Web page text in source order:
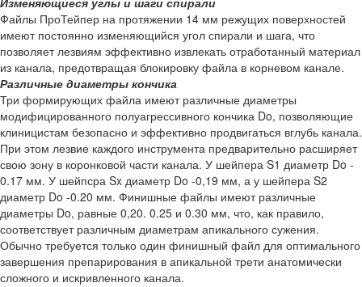
Файлы ПроТейпер на протяжении 14 мм режущих поверхностей
имеют постоянно изменяющийся угол спирали и шага, что
позволяет лезвиям эффективно извлекать отработанный материал
из канала, предотвращая блокировку файла в корневом канале.
Различные диаметры кончика
Три формирующих файла имеют различные диаметры
модифицированного полуагрессивного кончика Do, позволяющие
клиницистам безопасно и эффективно продвигаться вглубь канала.
При этом лезвие каждого инструмента предварительно расширяет
свою зону в коронковой части канала. У шейпера S1 диаметр Do -
0.17 мм. У шейпсра Sx диаметр Do -0,19 мм, а у шейпера S2
диаметр Do -0.20 мм. Финишные файлы имеют различные
диаметры Do, равные 0,20. 0.25 и 0.30 мм, что, как правило,
соответствует различным диаметрам апикального сужения.
Обычно требуется только один финишный файл для оптимального
завершения препарирования в апикальной трети анатомически
сложного и искривленного канала.